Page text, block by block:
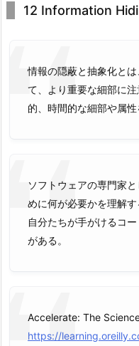
12 Information
情報の隠蔽と抽象化と
て、より重要な細部に
的、時間的な細部や属
ソフトウェアの専門家
めに何が必要かを理解す
自分たちが手がけるコ
がある。
Accelerate: The
https://